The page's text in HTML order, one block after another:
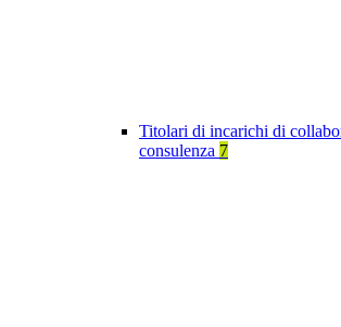
Titolari di incarichi di
consulenza 7